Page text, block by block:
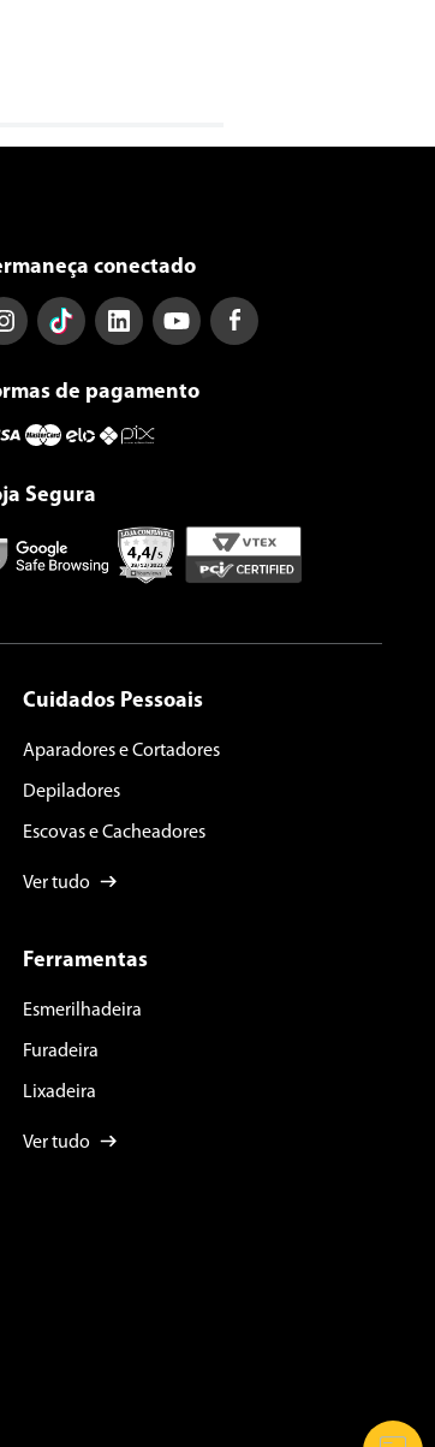
conectado
de pagamento
Segura
Cuidados Pessoais
Aparadores e Cortadores
Depiladores
Escovas e Cacheadores
Ver tudo
Ferramentas
Esmerilhadeira
Furadeira
Lixadeira
Ver tudo